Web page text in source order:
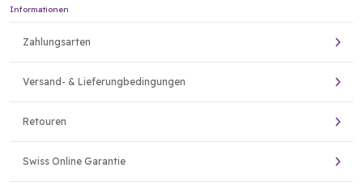
Informationen
Zahlungsarten
Versand- & Lieferungbedingungen
Retouren
Swiss Online Garantie